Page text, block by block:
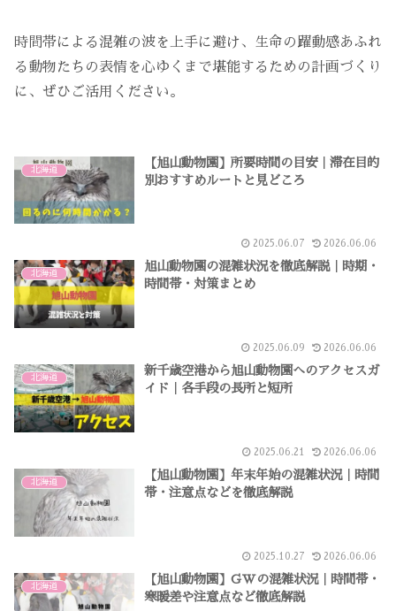
時間帯による混雑の波を上手に避け、生命の躍動感あふれ
る動物たちの表情を心ゆくまで堪能するための計画づくり
に、ぜひご活用ください。
北海道
【旭山動物園】所要時間の目安｜滞在目的
別おすすめルートと見どころ
2025.06.07 2026.06.06
北海道
旭山動物園の混雑状況を徹底解説｜時期・
時間帯・対策まとめ
2025.06.09 2026.06.06
北海道
新千歳空港から旭山動物園へのアクセスガ
イド｜各手段の長所と短所
2025.06.21 2026.06.06
北海道
【旭山動物園】年末年始の混雑状況｜時間
帯・注意点などを徹底解説
2025.10.27 2026.06.06
北海道
【旭山動物園】GWの混雑状況｜時間帯・
寒暖差や注意点など徹底解説